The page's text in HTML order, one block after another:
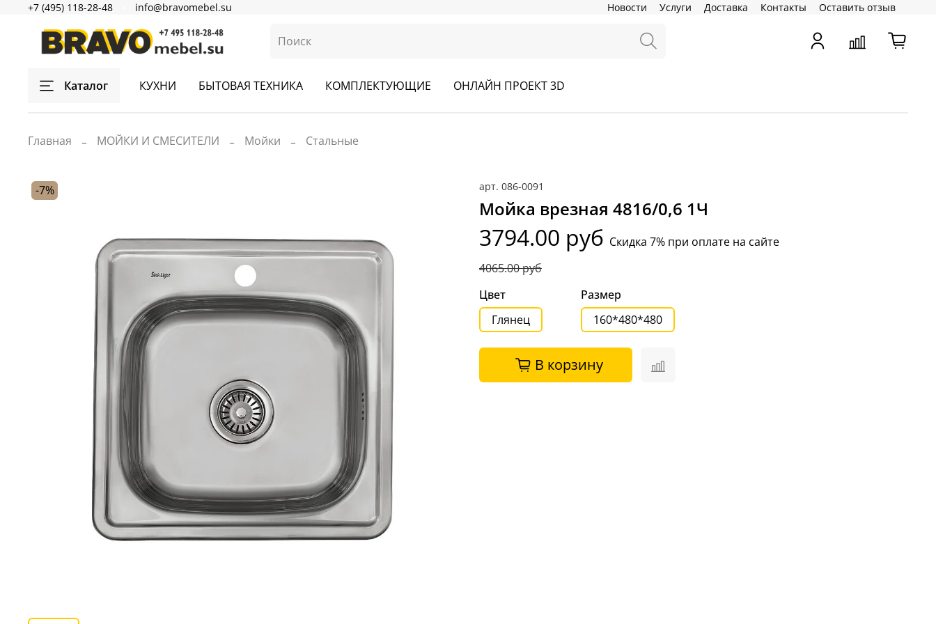
Новости Услуги Доставка Контакты Оставить отзыв
+7 (495) 118-28-48 info@bravomebel.su
Каталог КУХНИ БЫТОВАЯ ТЕХНИКА КОМПЛЕКТУЮЩИЕ ОНЛАЙН ПРОЕКТ 3D
Главная МОЙКИ И СМЕСИТЕЛИ Мойки Стальные
-7% арт. 086-0091
Мойка врезная 4816/0,6 1Ч
3794.00 руб Скидка 7% при оплате на сайте
4065.00 руб
Цвет
Глянец
Размер
160*480*480
В корзину